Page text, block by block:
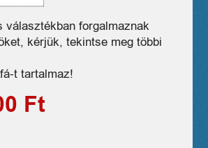
választékban forgalmaznak
kérjük, tekintse meg többi
t tartalmaz!
Ft